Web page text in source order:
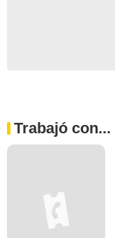
Trabajó con...